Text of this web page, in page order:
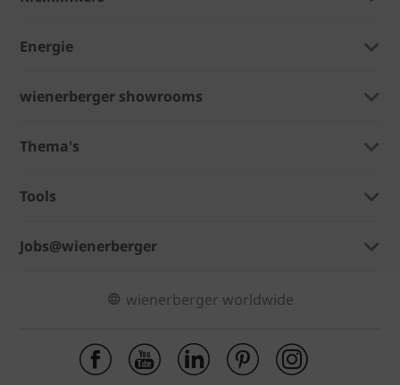
Energie
wienerberger showrooms
Thema's
Tools
Jobs@wienerberger
wienerberger worldwide